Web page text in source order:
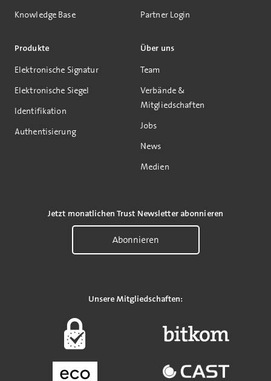
Knowledge Base
Produkte
Elektronische Signatur
Elektronische Siegel
Identifikation
Authentisierung
Partner Login
Über uns
Team
Verbände &
Mitgliedschaften
Jobs
News
Medien
Jetzt monatlichen Trust Newsletter abonnieren
Abonnieren
Unsere Mitgliedschaften: